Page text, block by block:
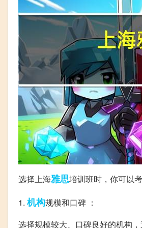
选择上海雅思培训班时，你可以
1. 机构规模和口碑 ：
选择规模较大、口碑良好的机构